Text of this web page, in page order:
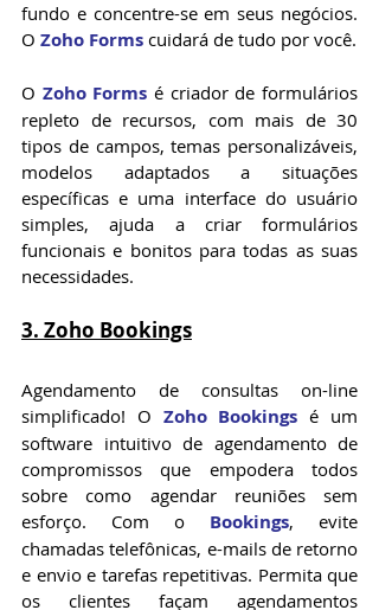
fundo e concentre-se em seus negócios.
O Zoho Forms cuidará de tudo por você.
O Zoho Forms é criador de formulários
repleto de recursos, com mais de 30
tipos de campos, temas personalizáveis,
modelos adaptados a situações
específicas e uma interface do usuário
simples, ajuda a criar formulários
funcionais e bonitos para todas as suas
necessidades.
3. Zoho Bookings
Agendamento de consultas on-line
simplificado! O Zoho Bookings é um
software intuitivo de agendamento de
compromissos que empodera todos
sobre como agendar reuniões sem
esforço. Com o Bookings, evite
chamadas telefônicas, e-mails de retorno
e envio e tarefas repetitivas. Permita que
os clientes façam agendamentos